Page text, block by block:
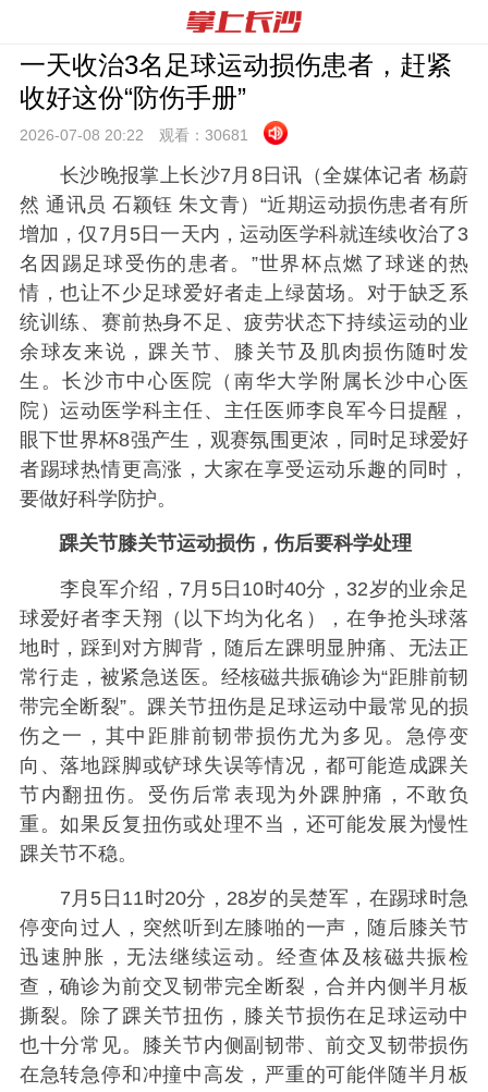
一天收治3名足球运动损伤患者，赶紧
收好这份“防伤手册”
2026-07-08 20:22 观看： 30681
长沙晚报掌上长沙7月8日讯（全媒体记者 杨蔚
然 通讯员 石颖钰 朱文青）“近期运动损伤患者有所
增加，仅7月5日一天内，运动医学科就连续收治了3
名因踢足球受伤的患者。”世界杯点燃了球迷的热
情，也让不少足球爱好者走上绿茵场。对于缺乏系
统训练、赛前热身不足、疲劳状态下持续运动的业
余球友来说，踝关节、膝关节及肌肉损伤随时发
生。长沙市中心医院（南华大学附属长沙中心医
院）运动医学科主任、主任医师李良军今日提醒，
眼下世界杯8强产生，观赛氛围更浓，同时足球爱好
者踢球热情更高涨，大家在享受运动乐趣的同时，
要做好科学防护。
踝关节膝关节运动损伤，伤后要科学处理
李良军介绍，7月5日10时40分，32岁的业余足
球爱好者李天翔（以下均为化名），在争抢头球落
地时，踩到对方脚背，随后左踝明显肿痛、无法正
常行走，被紧急送医。经核磁共振确诊为“距腓前韧
带完全断裂”。踝关节扭伤是足球运动中最常见的损
伤之一，其中距腓前韧带损伤尤为多见。急停变
向、落地踩脚或铲球失误等情况，都可能造成踝关
节内翻扭伤。受伤后常表现为外踝肿痛，不敢负
重。如果反复扭伤或处理不当，还可能发展为慢性
踝关节不稳。
7月5日11时20分，28岁的吴楚军，在踢球时急
停变向过人，突然听到左膝啪的一声，随后膝关节
迅速肿胀，无法继续运动。经查体及核磁共振检
查，确诊为前交叉韧带完全断裂，合并内侧半月板
撕裂。除了踝关节扭伤，膝关节损伤在足球运动中
也十分常见。膝关节内侧副韧带、前交叉韧带损伤
在急转急停和冲撞中高发，严重的可能伴随半月板